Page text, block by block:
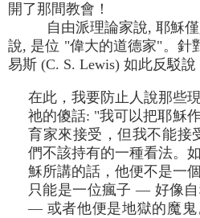
開了那間教會！
自由派理論家說, 耶穌
說, 是位 "偉大的道德家"。針
易斯 (C. S. Lewis) 如此反駁說
在此，我要防止人說那些
祂的傻話: "我可以把耶穌
育家來接受，但我不能接
們不該持有的一種看法。
穌所講的話，他便不是一
只能是一位瘋子 — 好像
— 或者他便是地獄的魔鬼